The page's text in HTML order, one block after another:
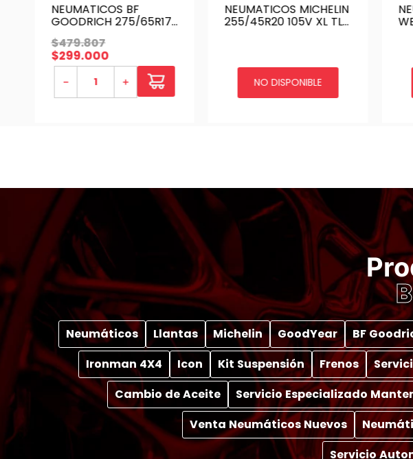
NEUMATICOS BF
GOODRICH 275/65R17
KO2
$479.807
$299.000
＋
－
NEUMATICOS MICHELIN
255/45R20 105V XL TL
NO DISPONIBLE
Neumáticos Llantas Michelin GoodYear BF
Ironman 4X4
Icon Kit Suspensión Frenos
Cambio de Aceite
Servicio Especializado
Venta Neumáticos Nuevos
Servicio